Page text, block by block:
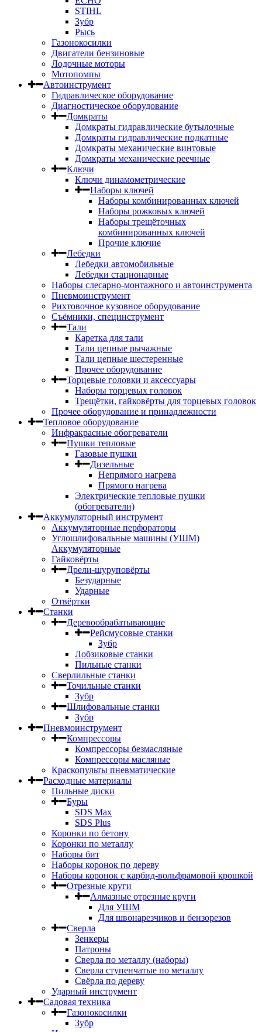
STIHL
Зубр
Рысь
Газонокосилки
Двигатели бензиновые
Лодочные моторы
Мотопомпы
Автоинструмент
Гидравлическое оборудование
Диагностическое оборудование
Домкраты
Домкраты гидравлические бутылочные
Домкраты гидравлические подкатные
Домкраты механические винтовые
Домкраты механические реечные
Ключи
Ключи динамометрические
Наборы ключей
Наборы комбинированных ключей
Наборы рожковых ключей
Наборы трещёточных
комбинированных ключей
Прочие ключие
Лебедки
Лебедки автомобильные
Лебедки стационарные
Наборы слесарно-монтажного и автоинструмента
Пневмоинструмент
Рихтовочное кузовное оборудование
Съёмники, специнструмент
Тали
Каретка для тали
Тали цепные рычажные
Тали цепные шестеренные
Прочее оборудование
Торцевые головки и аксессуары
Наборы торцевых головок
Трещётки, гайковёрты для торцевых головок
Прочее оборудование и принадлежности
Тепловое оборудование
Инфракрасные обогреватели
Пушки тепловые
Газовые пушки
Дизельные
Непрямого нагрева
Прямого нагрева
Электрические тепловые пушки
(обогреватели)
Аккумуляторный инструмент
Аккумуляторные перфораторы
Углошлифовальные машины (УШМ)
Аккумуляторные
Гайковёрты
Дрели-шуруповёрты
Безударные
Ударные
Отвёртки
Станки
Деревообрабатывающие
Рейсмусовые станки
Зубр
Лобзиковые станки
Пильные станки
Сверлильные станки
Точильные станки
Зубр
Шлифовальные станки
Зубр
Пневмоинструмент
Компрессоры
Компрессоры безмасляные
Компрессоры масляные
Краскопульты пневматические
Расходные материалы
Пильные диски
Буры
SDS Max
SDS Plus
Коронки по бетону
Коронки по металлу
Наборы бит
Наборы коронок по дереву
Наборы коронок с карбид-вольфрамовой крошкой
Отрезные круги
Алмазные отрезные круги
Для УШМ
Для швонарезчиков и бензорезов
Сверла
Зенкеры
Патроны
Сверла по металлу (наборы)
Сверла ступенчатые по металлу
Свёрла по дереву
Ударный инструмент
Садовая техника
Газонокосилки
Зубр